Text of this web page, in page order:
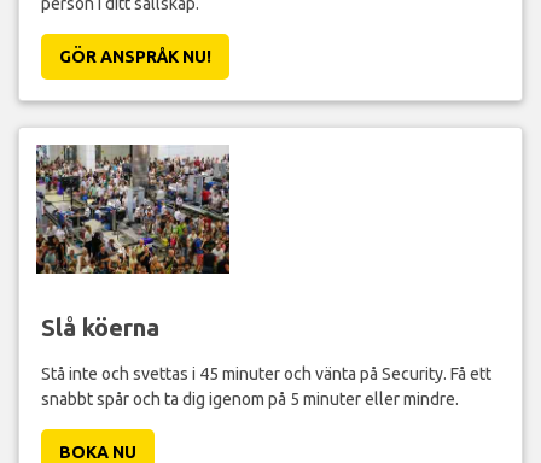
GÖR ANSPRÅK NU!
Slå köerna
Stå inte och svettas i 45 minuter och vänta på Security. Få ett
snabbt spår och ta dig igenom på 5 minuter eller mindre.
BOKA NU